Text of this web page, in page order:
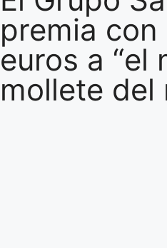
premia con
euros a “el
mollete del